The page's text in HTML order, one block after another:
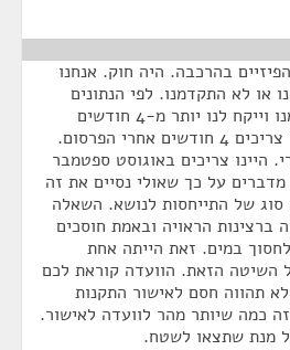
בהרכבה. היה חוק. אנחנו
או לא התקדמנו. לפי הנתונים
שיש לנו אנחנו לא התקדמנו וייקח לנו יותר מ-4 חודשים
להתקדם. לפי החוק אנחנו צריכים 4 חודשים אחרי הפרסום.
אחרי. היינו צריכים באוגוסט ספטמבר
על כך שאולי נסיים את זה
של התייחסות לנושא. השאלה
ברצינות הראויה ובאמת חוסכים
במים. זאת הייתה אחת
הזאת. הוועדה קוראת לכם
תהווה חסם לאישור התקנות
כמה שיותר מהר לוועדה לאישור.
מנת שתצאו לשטח.